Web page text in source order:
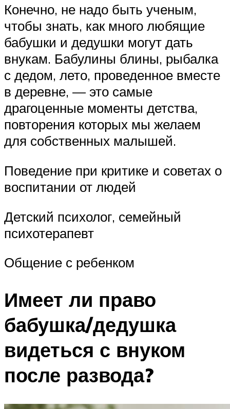
Конечно, не надо быть ученым,
чтобы знать, как много любящие
бабушки и дедушки могут дать
внукам. Бабулины блины, рыбалка
с дедом, лето, проведенное вместе
в деревне, — это самые
драгоценные моменты детства,
повторения которых мы желаем
для собственных малышей.
Поведение при критике и советах о
воспитании от людей
Детский психолог, семейный
психотерапевт
Общение с ребенком
Имеет ли право
бабушка/дедушка
видеться с внуком
после развода?